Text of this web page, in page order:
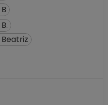
Definitivo
Instituto de